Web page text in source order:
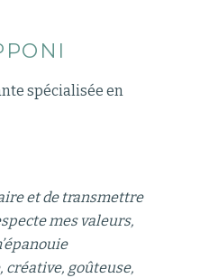
spécialisée en
et de transmettre
mes valeurs,
goûteuse,